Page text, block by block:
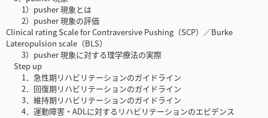
1）pusher 現象とは
2）pusher 現象の評価
Clinical rating Scale for Contraversive Pushing（SCP）／Burke
Lateropulsion scale（BLS）
3）pusher 現象に対する理学療法の実際
Step up
1．急性期リハビリテーションのガイドライン
2．回復期リハビリテーションのガイドライン
3．維持期リハビリテーションのガイドライン
4．運動障害・ADLに対するリハビリテーションのエビデンス